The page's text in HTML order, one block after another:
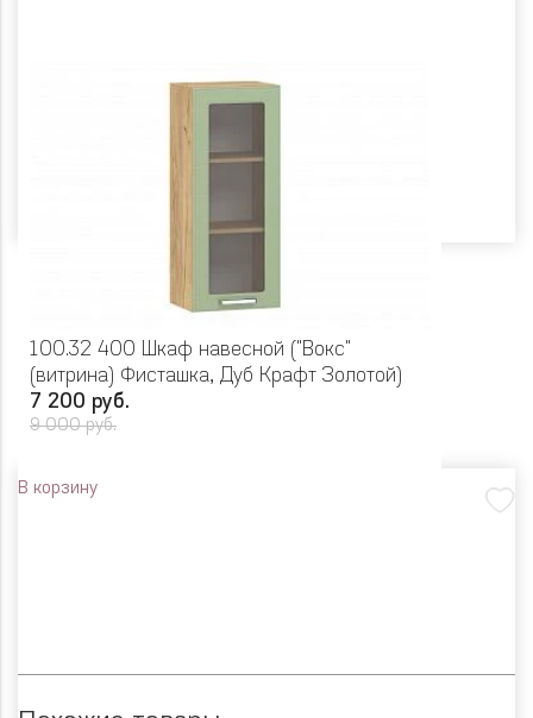
100.32 400 Шкаф навесной ("Вокс"
(витрина) Фисташка, Дуб Крафт Золотой)
7 200 руб.
9 000 руб.
В корзину